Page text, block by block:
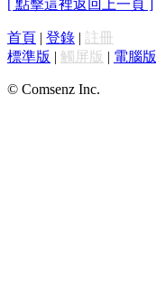
[ 點擊這裡返回上一頁 ]
首頁 | 登錄 | 註冊
標準版 | 觸屏版 | 電腦版
© Comsenz Inc.